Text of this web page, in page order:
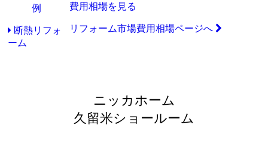
断熱リフォ
ーム
費用相場を見る
リフォーム市場費用相場ページへ
ニッカホーム
久留米ショールーム